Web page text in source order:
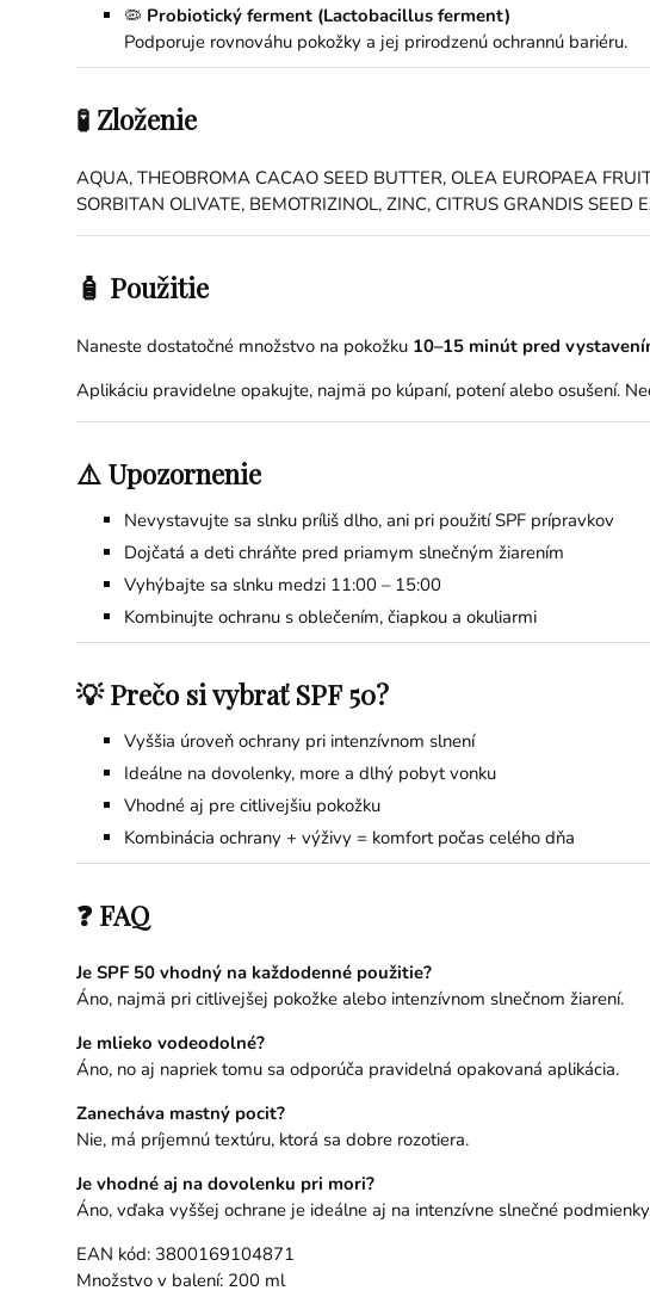
🦠 Probiotický ferment (Lactobacillus ferment)
Podporuje rovnováhu pokožky a jej prirodzenú ochrannú bariéru.
🧪 Zloženie
AQUA, THEOBROMA CACAO SEED BUTTER, OLEA EUROPAEA
SORBITAN OLIVATE, BEMOTRIZINOL, ZINC, CITRUS GRANDIS SEED
🧴 Použitie
Naneste dostatočné množstvo na pokožku 10–15 minút pred
Aplikáciu pravidelne opakujte, najmä po kúpaní, potení alebo osušení.
⚠️ Upozornenie
Nevystavujte sa slnku príliš dlho, ani pri použití SPF prípravkov
Dojčatá a deti chráňte pred priamym slnečným žiarením
Vyhýbajte sa slnku medzi 11:00 – 15:00
Kombinujte ochranu s oblečením, čiapkou a okuliarmi
💡 Prečo si vybrať SPF 50?
Vyššia úroveň ochrany pri intenzívnom slnení
Ideálne na dovolenky, more a dlhý pobyt vonku
Vhodné aj pre citlivejšiu pokožku
Kombinácia ochrany + výživy = komfort počas celého dňa
❓ FAQ
Je SPF 50 vhodný na každodenné použitie?
Áno, najmä pri citlivejšej pokožke alebo intenzívnom slnečnom žiarení.
Je mlieko vodeodolné?
Áno, no aj napriek tomu sa odporúča pravidelná opakovaná aplikácia.
Zanecháva mastný pocit?
Nie, má príjemnú textúru, ktorá sa dobre rozotiera.
Je vhodné aj na dovolenku pri mori?
Áno, vďaka vyššej ochrane je ideálne aj na intenzívne slnečné
EAN kód: 3800169104871
Množstvo v balení: 200 ml